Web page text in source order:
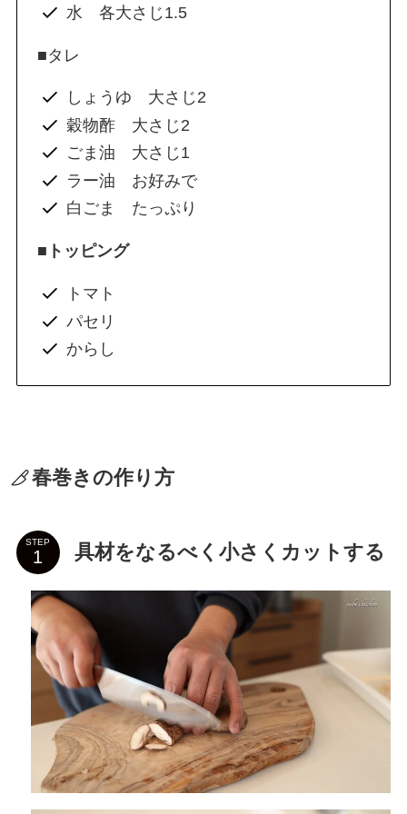
水 各大さじ1.5
■タレ
しょうゆ 大さじ2
穀物酢 大さじ2
ごま油 大さじ1
ラー油 お好みで
白ごま たっぷり
■トッピング
トマト
パセリ
からし
春巻きの作り方
STEP 具材をなるべく小さくカットする